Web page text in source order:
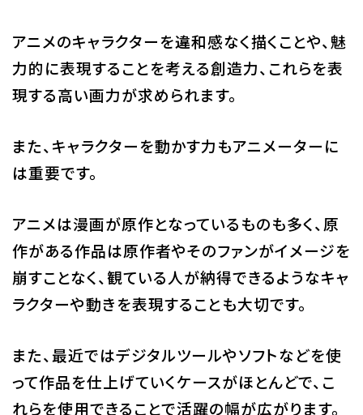
アニメのキャラクターを違和感なく描くことや、魅
力的に表現することを考える創造力、これらを表
現する高い画力が求められます。
また、キャラクターを動かす力もアニメーターに
は重要です。
アニメは漫画が原作となっているものも多く、原
作がある作品は原作者やそのファンがイメージを
崩すことなく、観ている人が納得できるようなキャ
ラクターや動きを表現することも大切です。
また、最近ではデジタルツールやソフトなどを使
って作品を仕上げていくケースがほとんどで、こ
れらを使用できることで活躍の幅が広がります。